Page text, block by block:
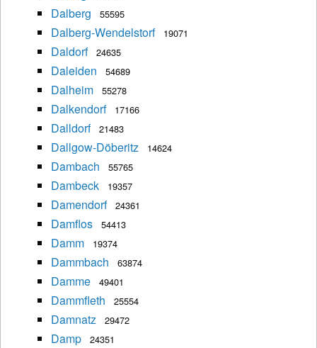
Dalberg 55595
Dalberg-Wendelstorf 19071
Daldorf 24635
Daleiden 54689
Dalheim 55278
Dalkendorf 17166
Dalldorf 21483
Dallgow-Döberitz 14624
Dambach 55765
Dambeck 19357
Damendorf 24361
Damflos 54413
Damm 19374
Dammbach 63874
Damme 49401
Dammfleth 25554
Damnatz 29472
Damp 24351